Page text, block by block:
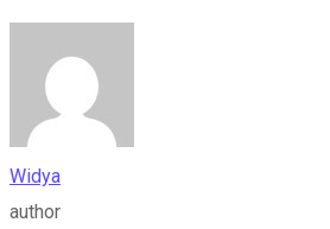
Widya
author